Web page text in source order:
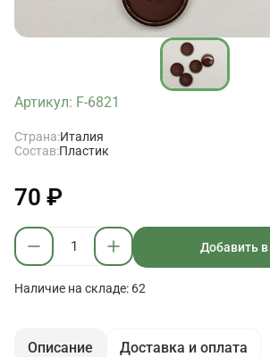
Артикул: F-6821
Страна:Италия
Состав:Пластик
70 ₽
Добавить в
Наличие на складе: 62
Описание Доставка и оплата